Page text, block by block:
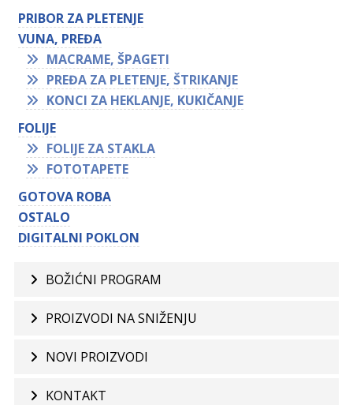
PRIBOR ZA PLETENJE
VUNA, PREĐA
MACRAME, ŠPAGETI
PREĐA ZA PLETENJE, ŠTRIKANJE
KONCI ZA HEKLANJE, KUKIČANJE
FOLIJE
FOLIJE ZA STAKLA
FOTOTAPETE
GOTOVA ROBA
OSTALO
DIGITALNI POKLON
BOŽIĆNI PROGRAM
PROIZVODI NA SNIŽENJU
NOVI PROIZVODI
KONTAKT